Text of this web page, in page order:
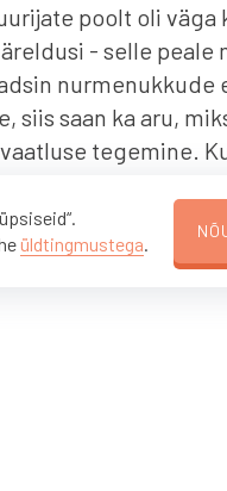
poolt oli väga
- selle peale
nurmenukkude
siis saan ka aru,
tegemine.
lõplikke
sarnaseid
üldtingmustega.